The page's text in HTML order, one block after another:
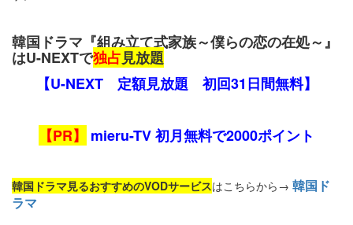
韓国ドラマ『組み立て式家族～僕らの恋の在処～』
はU-NEXTで独占見放題
【U-NEXT 定額見放題 初回31日間無料】
【PR】 mieru-TV 初月無料で2000ポイント
韓国ドラマ見るおすすめのVODサービスはこちらから→ 韓国ド
ラマ